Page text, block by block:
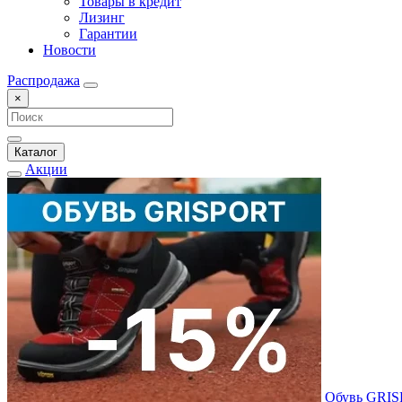
Лизинг
Гарантии
Новости
Распродажа
×
Каталог
Акции
Обувь